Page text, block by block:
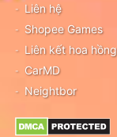
Liên hệ
Shopee Games
Liên kết hoa hồng
CarMD
Neightbor